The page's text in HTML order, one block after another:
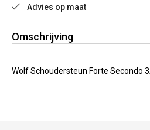
Advies op maat
Omschrijving
Wolf Schoudersteun Forte Secondo